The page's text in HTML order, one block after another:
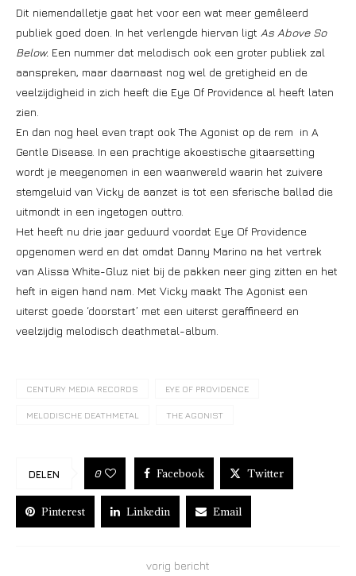
Dit niemendalletje gaat het voor een wat meer gemêleerd
publiek goed doen. In het verlengde hiervan ligt As Above So
Below. Een nummer dat melodisch ook een groter publiek zal
aanspreken, maar daarnaast nog wel de gretigheid en de
veelzijdigheid in zich heeft die Eye Of Providence al heeft laten
zien.
En dan nog heel even trapt ook The Agonist op de rem in A
Gentle Disease. In een prachtige akoestische gitaarsetting
wordt je meegenomen in een waanwereld waarin het zuivere
stemgeluid van Vicky de aanzet is tot een sferische ballad die
uitmondt in een ingetogen outtro.
Het heeft nu drie jaar geduurd voordat Eye Of Providence
opgenomen werd en dat omdat Danny Marino na het vertrek
van Alissa White-Gluz niet bij de pakken neer ging zitten en het
heft in eigen hand nam. Met Vicky maakt The Agonist een
uiterst goede ‘doorstart’ met een uiterst geraffineerd en
veelzijdig melodisch deathmetal-album.
CENTURY MEDIA RECORDS EYE OF PROVIDENCE
MELODISCHE DEATHMETAL THE AGONIST
DELEN 0 Facebook Twitter
Pinterest Linkedin Email
vorig bericht